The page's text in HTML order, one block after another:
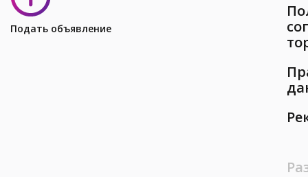
Подать объявление